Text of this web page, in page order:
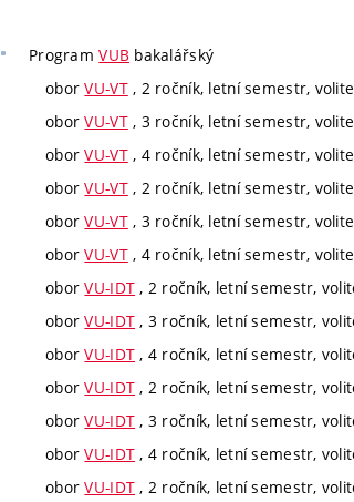
ProgramVUB bakalářský
oborVU-VT, 2 ročník, letní semestr,
oborVU-VT, 3 ročník, letní semestr,
oborVU-VT, 4 ročník, letní semestr,
oborVU-VT, 2 ročník, letní semestr,
oborVU-VT, 3 ročník, letní semestr,
oborVU-VT, 4 ročník, letní semestr,
oborVU-IDT , 2 ročník, letní semestr,
oborVU-IDT , 3 ročník, letní semestr,
oborVU-IDT , 4 ročník, letní semestr,
oborVU-IDT , 2 ročník, letní semestr,
oborVU-IDT , 3 ročník, letní semestr,
oborVU-IDT , 4 ročník, letní semestr,
oborVU-IDT , 2 ročník, letní semestr,